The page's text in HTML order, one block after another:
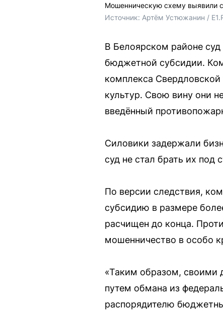
Мошенническую схему выявили
Источник: Артём Устюжанин /
В Белоярском районе
бюджетной субсидии.
комплекса
культур. Свою вину они
введённый
Силовики задержали
суд не стал брать их под
По версии следствия,
субсидию в размере
расчищен до конца.
мошенничество в особо
«Таким образом, своими
путем обмана из
распорядителю